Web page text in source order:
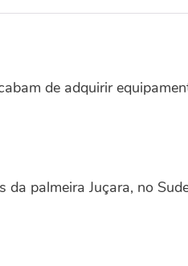
de adquirir
palmeira Juçara, no